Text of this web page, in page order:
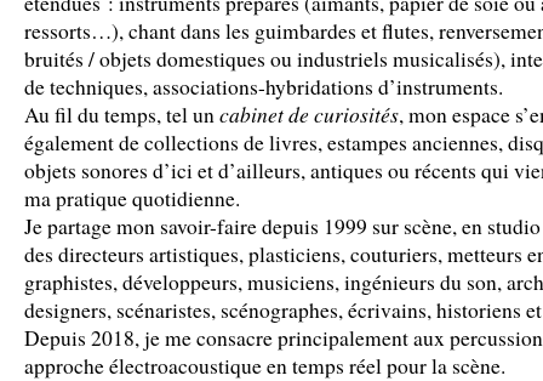
ressorts…), chant dans les guimbardes et flutes,
bruités / objets domestiques ou industriels musicalisés),
de techniques, associations-hybridations d’instruments.
Au fil du temps, tel uncabinet de curiosités, mon espace
également de collections de livres, estampes anciennes,
objets sonores d’ici et d’ailleurs, antiques ou récents qui
ma pratique quotidienne.
Je partage mon savoir-faire depuis 1999 sur scène, en
des directeurs artistiques, plasticiens, couturiers, metteurs
graphistes, développeurs, musiciens, ingénieurs du son,
designers, scénaristes, scénographes, écrivains, historiens
Depuis 2018, je me consacre principalement aux
approche électroacoustique en temps réel pour la scène.